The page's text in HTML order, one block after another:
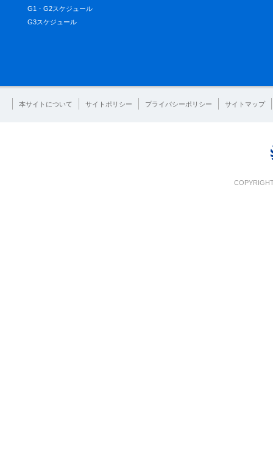
G1・G2スケジュール
G3スケジュール
本サイトについて サイトポリシー プライバシーポリシー サイトマップ